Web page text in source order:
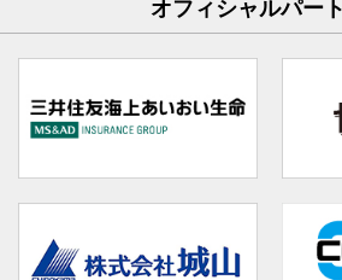
オフィシャルパー